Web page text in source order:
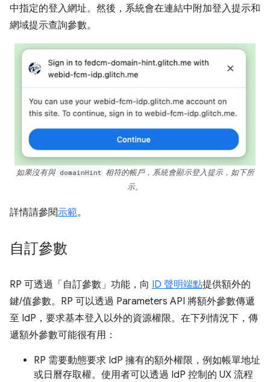
中指定的登入網址。然後，系統會在連結中附加登入提示和
網域提示查詢參數。
如果沒有與 domainHint 相符的帳戶，系統會顯示登入提示，如下所
示。
詳情請參閱示範。
自訂參數
RP 可透過「自訂參數」功能，向 ID 聲明端點提供額外的
鍵/值參數。RP 可以透過 Parameters API 將額外參數傳遞
至 IdP，要求基本登入以外的資源權限。在下列情況下，傳
遞額外參數可能很有用：
RP 需要動態要求 IdP 擁有的額外權限，例如帳單地址
或日曆存取權。使用者可以透過 IdP 控制的 UX 流程